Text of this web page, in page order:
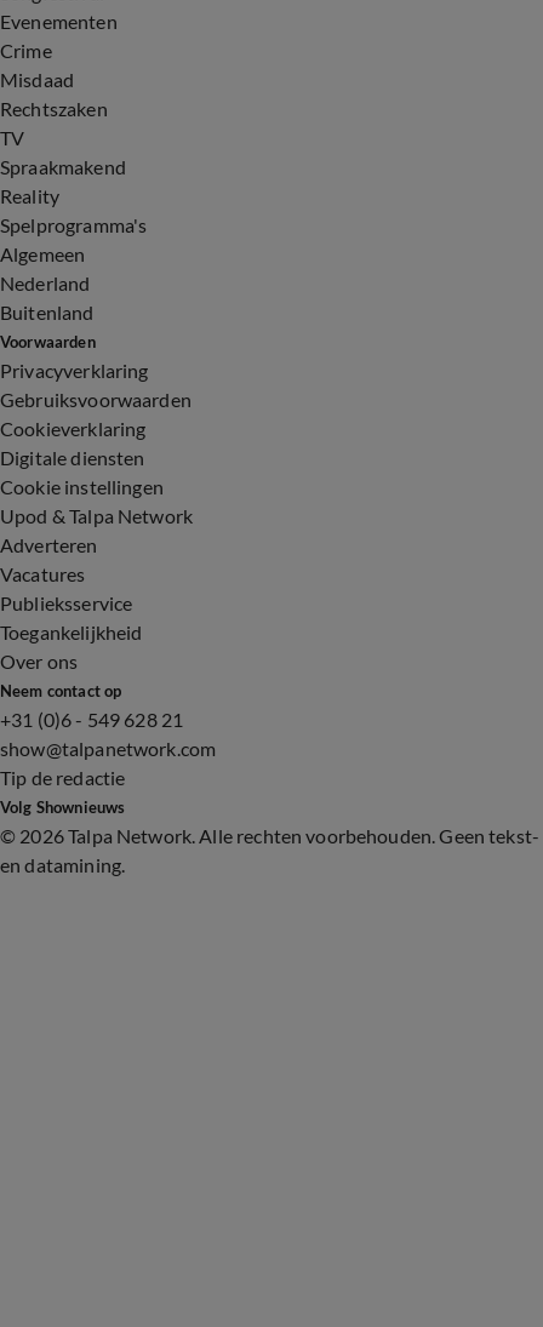
Evenementen
Crime
Misdaad
Rechtszaken
TV
Spraakmakend
Reality
Spelprogramma's
Algemeen
Nederland
Buitenland
Voorwaarden
Privacyverklaring
Gebruiksvoorwaarden
Cookieverklaring
Digitale diensten
Cookie instellingen
Upod & Talpa Network
Adverteren
Vacatures
Publieksservice
Toegankelijkheid
Over ons
Neem contact op
+31 (0)6 - 549 628 21
show@talpanetwork.com
Tip de redactie
Volg Shownieuws
© 2026 Talpa Network. Alle rechten voorbehouden. Geen tekst-
en datamining.